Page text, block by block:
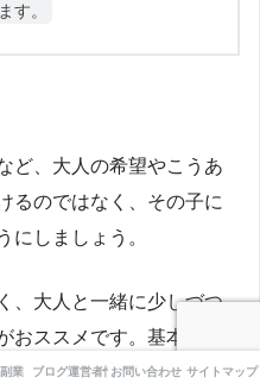
す。
ど、大人の希望やこうあ
るのではなく、その子に
にしましょう。
、大人と一緒に少しづつ
おススメです。基本的に
関わりの楽しさを感じら
業 ブログ運営者情報お問い合わせ サイトマップ